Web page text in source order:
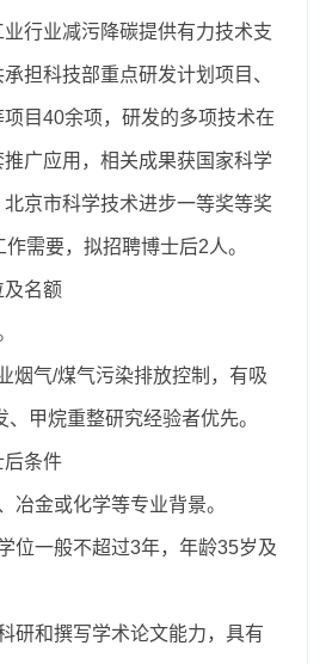
行业减污降碳提供有力技术支
担科技部重点研发计划项目、
目40余项，研发的多项技术在
广应用，相关成果获国家科学
京市科学技术进步一等奖等奖
作需要，拟招聘博士后2人。
及名额
烟气/煤气污染排放控制，有吸
、甲烷重整研究经验者优先。
后条件
冶金或化学等专业背景。
位一般不超过3年，年龄35岁及
研和撰写学术论文能力，具有